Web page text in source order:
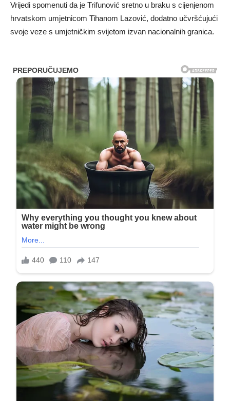
Vrijedi spomenuti da je Trifunović sretno u braku s cijenjenom
hrvatskom umjetnicom Tihanom Lazović, dodatno učvršćujući
svoje veze s umjetničkim svijetom izvan nacionalnih granica.